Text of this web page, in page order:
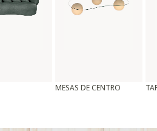
MESAS DE CENTRO